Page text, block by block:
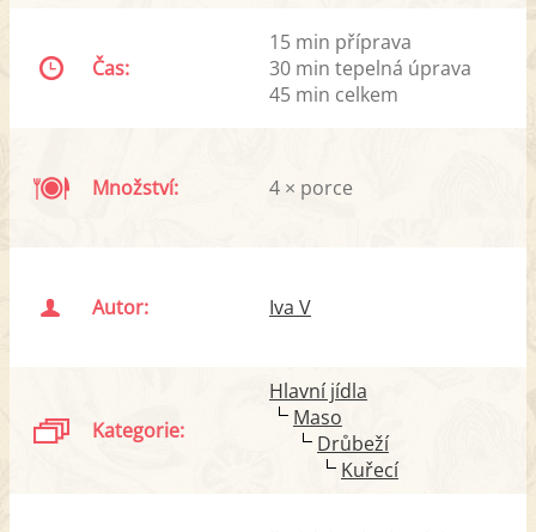
Čas:
15 min příprava
30 min tepelná úprava
45 min celkem
Množství: 4 × porce
Autor: Iva V
Kategorie:
Hlavní jídla
Maso
Drůbeží
Kuřecí